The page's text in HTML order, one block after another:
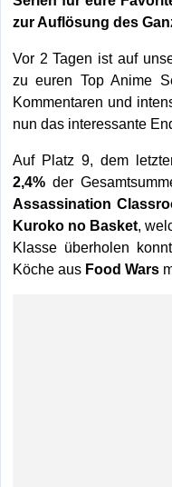
zur Auflösung des
Vor 2 Tagen ist auf
zu euren Top Anime
Kommentaren und
nun das interessante
Auf Platz 9, dem
2,4% der
Assassination
Kuroko no Basket,
Klasse überholen
Köche aus Food Wars